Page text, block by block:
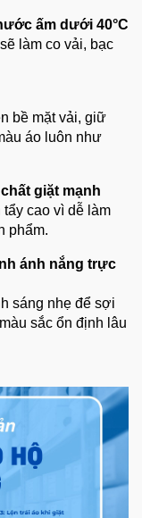
ấm dưới 40°C
làm co vải, bạc
bề mặt vải, giữ
áo luôn như
giặt mạnh
cao vì dễ làm
phẩm.
ánh nắng trực
sáng nhẹ để sợi
sắc ổn định lâu